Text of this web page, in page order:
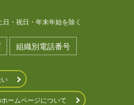
・祝日・年末年始を除く
組織別電話番号
い
ホームページについて